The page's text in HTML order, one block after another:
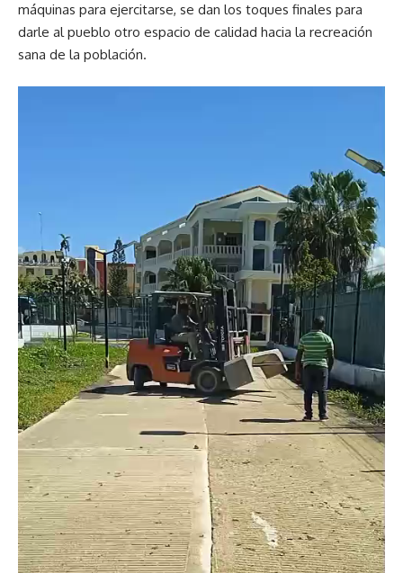
máquinas para ejercitarse, se dan los toques finales para
darle al pueblo otro espacio de calidad hacia la recreación
sana de la población.